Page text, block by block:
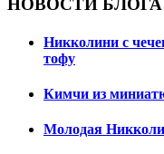
НОВОСТИ БЛОГА
Никколини с
тофу
Кимчи из
Молодая